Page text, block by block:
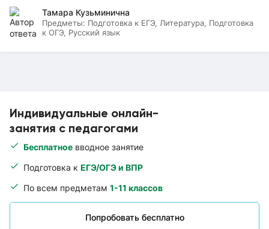
Индивидуальные онлайн-
занятия с педагогами
Бесплатное вводное занятие
Подготовка к ЕГЭ/ОГЭ и ВПР
По всем предметам 1-11 классов
Попробовать бесплатно
Тамара Кузьминична
Предметы: Подготовка к ЕГЭ, Литература, Подготовка
к ОГЭ, Русский язык